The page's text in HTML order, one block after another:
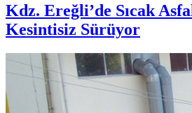
Kdz. Ereğli’de Sıcak
Kesintisiz Sürüyor